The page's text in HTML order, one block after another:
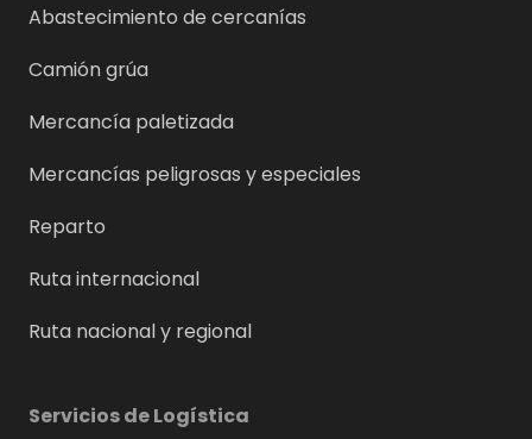
Abastecimiento de cercanías
Camión grúa
Mercancía paletizada
Mercancías peligrosas y especiales
Reparto
Ruta internacional
Ruta nacional y regional
Servicios de Logística